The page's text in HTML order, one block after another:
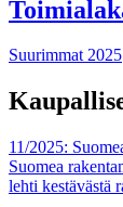
Suurimmat 2025
11/2025:
Suomea
lehti kestävästä